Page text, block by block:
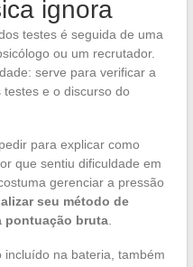
ignora
testes é seguida de uma
ou um recrutador.
serve para verificar a
e o discurso do
para explicar como
que sentiu dificuldade em
gerenciar a pressão
seu método de
pontuação bruta.
na bateria, também